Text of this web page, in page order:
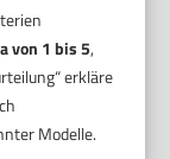
von 1 bis 5,
erkläre
Modelle.